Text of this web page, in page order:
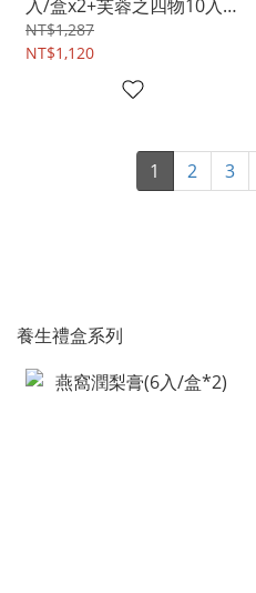
入/盒x2+芙蓉之四物10入/
盒x1 )
NT$1,287
NT$1,120
1 2 3
養生禮盒系列